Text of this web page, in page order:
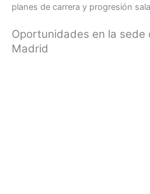
planes de carrera y progresión
Oportunidades en la sede
Madrid